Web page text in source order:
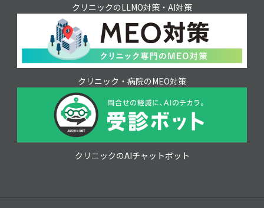
クリニックのLLMO対策・AI対策
クリニック・病院のMEO対策
クリニックのAIチャットボット